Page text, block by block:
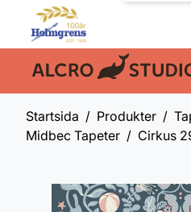
En del av:
Startsida Produkter
Midbec Tapeter
Cirkus